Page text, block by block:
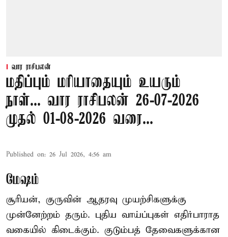
வார ராசிபலன்
மதிப்பும் மரியாதையும் உயரும்
நாள்... வார ராசிபலன் 26-07-2026
முதல் 01-08-2026 வரை...
Published on: 26 Jul 2026, 4:56 am
மேஷம்
சூரியன், குருவின் ஆதரவு முயற்சிகளுக்கு
முன்னேற்றம் தரும். புதிய வாய்ப்புகள் எதிர்பாராத
வகையில் கிடைக்கும். குடும்பத் தேவைகளுக்கான